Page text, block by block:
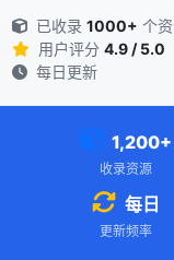
已收录 1000+ 个
用户评分 4.9 / 5.0
每日更新
1,200+
收录资源
每日
更新频率